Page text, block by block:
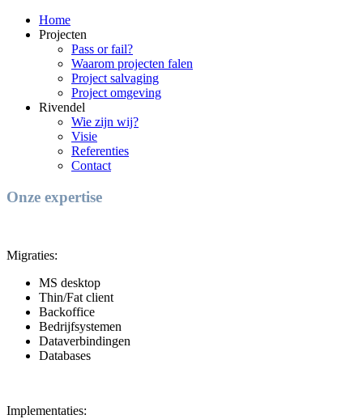
Home
Projecten
Pass or fail?
Waarom projecten falen
Project salvaging
Project omgeving
Rivendel
Wie zijn wij?
Visie
Referenties
Contact
Onze expertise
Migraties:
MS desktop
Thin/Fat client
Backoffice
Bedrijfsystemen
Dataverbindingen
Databases
Implementaties: